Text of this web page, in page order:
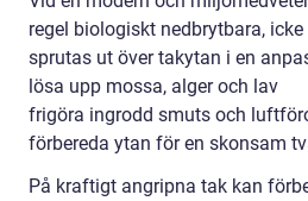
regel biologiskt nedbrytbara,
sprutas ut över takytan i en
lösa upp mossa, alger och lav
frigöra ingrodd smuts och
förbereda ytan för en skonsam
På kraftigt angripna tak kan